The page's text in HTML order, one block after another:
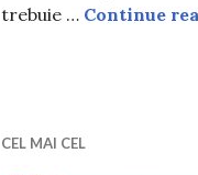
trebuie … Continue
CEL MAI CEL